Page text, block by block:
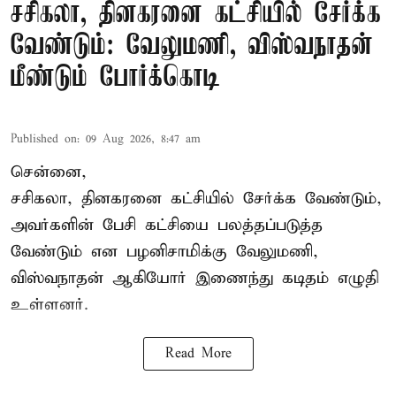
சசிகலா, தினகரனை கட்சியில் சேர்க்க
வேண்டும்: வேலுமணி, விஸ்வநாதன்
மீண்டும் போர்க்கொடி
Published on: 09 Aug 2026, 8:47 am
சென்னை,
சசிகலா, தினகரனை கட்சியில் சேர்க்க வேண்டும்,
அவர்களின் பேசி கட்சியை பலத்தப்படுத்த
வேண்டும் என பழனிசாமிக்கு வேலுமணி,
விஸ்வநாதன் ஆகியோர் இணைந்து கடிதம் எழுதி
உள்ளனர்.
Read More